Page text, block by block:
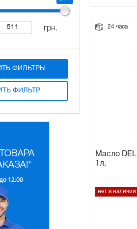
тросики на мотоблок
к нему
грн.
ФИЛЬТРЫ
ФИЛЬТР
24 часа
Масло
1л.
нет в наличии